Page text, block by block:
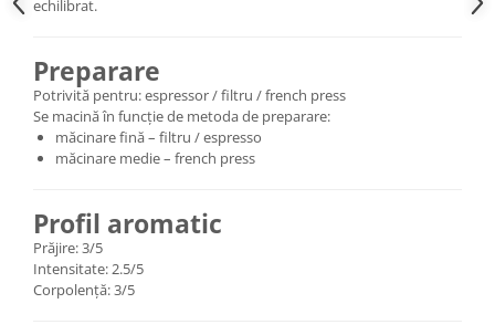
echilibrat.
Preparare
Potrivită pentru: espressor / filtru / french press
Se macină în funcție de metoda de preparare:
măcinare fină – filtru / espresso
măcinare medie – french press
Profil aromatic
Prăjire: 3/5
Intensitate: 2.5/5
Corpolență: 3/5